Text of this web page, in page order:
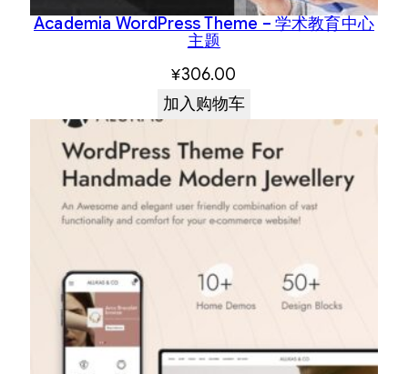
Academia WordPress Theme – 学术教育中心
主题
¥306.00
加入购物车